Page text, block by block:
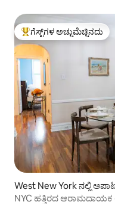
ಗೆಸ್ಟ್‌ಗಳಿಗೆ ಅತಿ ಹೆಚ್ಚು
ಗೆಸ್ಟ್‌ಗಳ ಅಚ್ಚುಮೆಚ್ಚಿನದು
West New York ನಲ್ಲಿ
NYC ಹತ್ತಿರದ